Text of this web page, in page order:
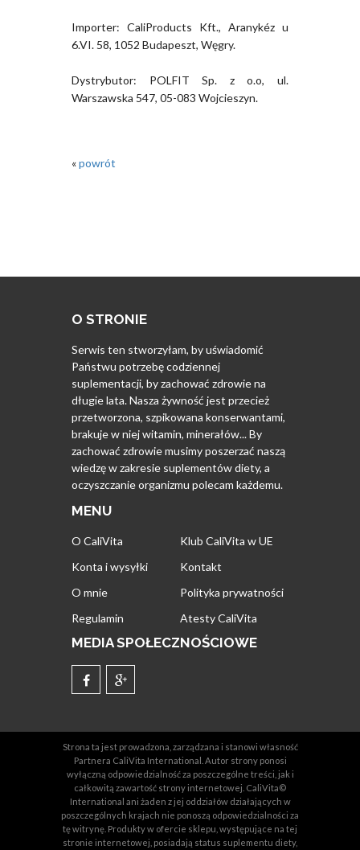
Importer: CaliProducts Kft., Aranykéz u
6.VI. 58, 1052 Budapeszt, Węgry.
Dystrybutor: POLFIT Sp. z o.o, ul.
Warszawska 547, 05-083 Wojcieszyn.
«powrót
O STRONIE
Serwis ten stworzyłam, by uświadomić
Państwu potrzebę codziennej
suplementacji, by zachować zdrowie na
długie lata. Nasza żywność jest przecież
przetworzona, szpikowana konserwantami,
brakuje w niej witamin, minerałów... By
zachować zdrowie musimy poszerzać naszą
wiedzę w zakresie suplementów diety, a
oczyszczanie organizmu polecam każdemu.
MENU
O CaliVita
Klub CaliVita w UE
Konta i wysyłki
Kontakt
O mnie
Polityka prywatności
Regulamin
Atesty CaliVita
MEDIA SPOŁECZNOŚCIOWE
Strona ta jest prowadzona, zarządzana i stanowi własność
Partnera CaliVita International. Autor strony ponosi
wyłączną odpowiedzialność za poszczególne treści, jak i
całkowitą zawartość strony internetowej. CaliVita©
International ani żaden z jej oddziałów działających w
poszczególnych krajach nie ponoszą odpowiedzialności za
tę witrynę. Produkty w ofercie sklepu, występujące na tej
stronie internetowej, posiadają status suplementu diety,